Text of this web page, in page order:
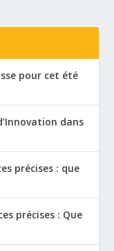
pour cet été
dans
précises : que
précises : Que